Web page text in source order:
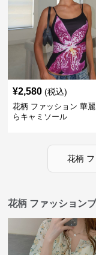
¥2,580 (税込)
花柄 ファッション 華
らキャミソール
花柄
花柄 ファッション